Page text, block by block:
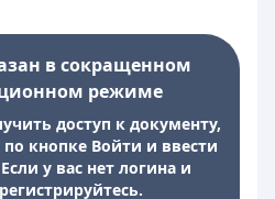
в сокращенном
режиме
доступ к документу,
кнопке Войти и ввести
у вас нет логина и